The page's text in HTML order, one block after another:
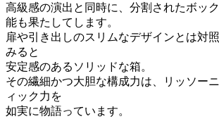
高級感の演出と同時に、分割されたボッ
能も果たしてします。
扉や引き出しのスリムなデザインとは対
みると
安定感のあるソリッドな箱。
その繊細かつ大胆な構成力は、リッソー
ィック力を
如実に物語っています。